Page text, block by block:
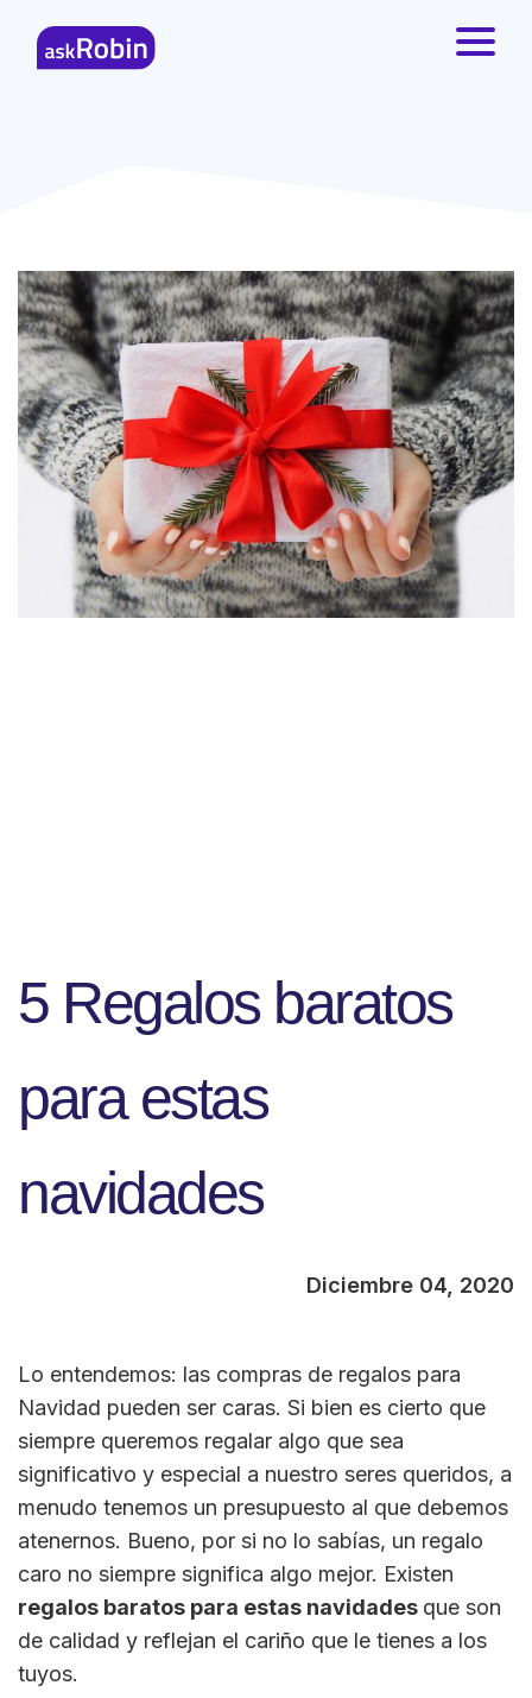
5 Regalos baratos
para estas
navidades
Diciembre 04, 2020
Lo entendemos: las compras de regalos para
Navidad pueden ser caras. Si bien es cierto que
siempre queremos regalar algo que sea
significativo y especial a nuestro seres queridos, a
menudo tenemos un presupuesto al que debemos
atenernos. Bueno, por si no lo sabías, un regalo
caro no siempre significa algo mejor. Existen
regalos baratos para estas navidades que son
de calidad y reflejan el cariño que le tienes a los
tuyos.